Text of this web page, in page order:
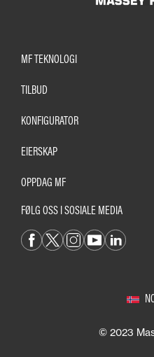
MF TEKNOLOGI
TILBUD
KONFIGURATOR
EIERSKAP
OPPDAG MF
FØLG OSS I SOSIALE MEDIA
© 2023